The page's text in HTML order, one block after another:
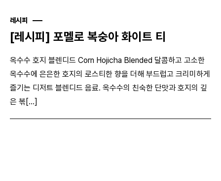
레시피
[레시피] 포멜로 복숭아 화이트 티
옥수수 호지 블렌디드 Corn Hojicha Blended 달콤하고 고소한
옥수수에 은은한 호지의 로스티한 향을 더해 부드럽고 크리미하게
즐기는 디저트 블렌디드 음료. 옥수수의 친숙한 단맛과 호지의 깊
은 볶[...]